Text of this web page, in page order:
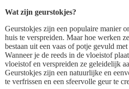
Wat zijn geurstokjes?
Geurstokjes zijn een populaire manier
huis te verspreiden. Maar hoe werken
bestaan uit een vaas of potje gevuld
Wanneer je de reeds in de vloeistof
vloeistof en verspreiden ze geleidelijk
Geurstokjes zijn een natuurlijke en
te verfrissen en een sfeervolle geur te